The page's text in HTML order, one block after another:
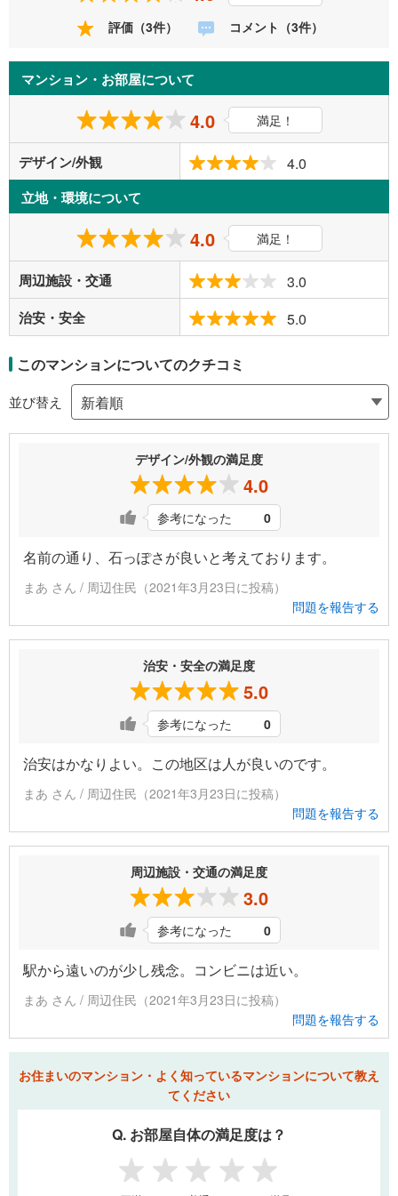
評価（3件）
コメント（3件）
マンション・お部屋について
4.0 満足！
デザイン/外観 4.0
立地・環境について
4.0 満足！
周辺施設・交通 3.0
治安・安全 5.0
このマンションについてのクチコミ
並び替え
デザイン/外観の満足度
4.0
参考になった 0
名前の通り、石っぽさが良いと考えております。
まあ さん / 周辺住民（2021年3月23日に投稿）
問題を報告する
治安・安全の満足度
5.0
参考になった 0
治安はかなりよい。この地区は人が良いのです。
まあ さん / 周辺住民（2021年3月23日に投稿）
問題を報告する
周辺施設・交通の満足度
3.0
参考になった 0
駅から遠いのが少し残念。コンビニは近い。
まあ さん / 周辺住民（2021年3月23日に投稿）
問題を報告する
お住まいのマンション・よく知っているマンションについて教え
てください
Q. お部屋自体の満足度は？
1 2 3 4 5